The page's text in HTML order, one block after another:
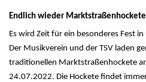
Endlich wieder Marktstraßenhockete
Es wird Zeit für ein besonderes Fest
Der Musikverein und der TSV laden
traditionellen Marktstraßenhockete
24.07.2022. Die Hockete findet